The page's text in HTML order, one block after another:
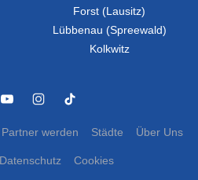
Forst (Lausitz)
Lübbenau (Spreewald)
Kolkwitz
Partner werden Städte Über Uns
Datenschutz Cookies